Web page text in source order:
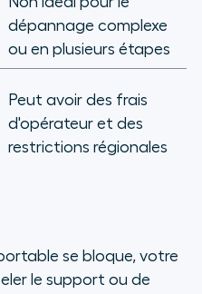
dépannage complexe
ou en plusieurs étapes
Peut avoir des frais
d'opérateur et des
restrictions régionales
se bloque, votre
le support ou de